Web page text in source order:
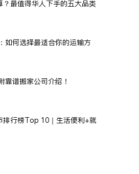
最值得华人下手的五大品类
如何选择最适合你的运输方
靠谱搬家公司介绍！
排行榜Top 10｜生活便利+就